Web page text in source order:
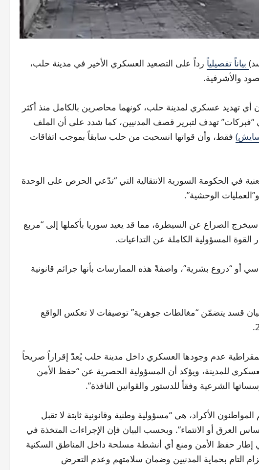
بياناً تفصيلياً رداً على التصعيد العسكري الأخير في مدينة حلب،
والأشرفية.
أي تهديد عسكري لمدينة حلب، كونهما محاصرين بالكامل منذ أكثر
هي “فبركات” تهدف لتبرير قصف المدنيين، كما شدد على أن الملف
فقط، وأن قواتها انسحبت من حلب سابقاً بموجب اتفاقات
في الحكومة السورية الانتقالية التي “تدّعي الحرص على الوحدة
الوحشية”.
الصراع عن السيطرة، مما قد يعيد سوريا بأكملها إلى “مربع
المسؤولية الكاملة عن التداعيات.
“دروع بشرية”، واصفةً هذه الممارسات بأنها جرائم قانونية
بيان قسد يتضمّن “مغالطات جوهرية” توصيفات لا تعكس الواقع
عدم وجودها العسكري داخل مدينة حلب يُعدّ إقراراً صريحاً
للمدينة، ويؤكد أن المسؤولية الحصرية عن “حفظ الأمن
الشرعية وفقاً للدستور والقوانين النافذة”.
الأكراد، هي “مسؤولية وطنية وقانونية ثابتة لا تقبل
العرق أو الانتماء”. وبحسب البيان فإن الإجراءات المتخذة في
حفظ الأمن ومنع أي أنشطة مسلحة داخل المناطق السكنية
التام بحماية المدنيين وضمان سلامتهم وعدم التعرض